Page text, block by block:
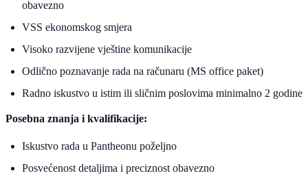
obavezno
VSS ekonomskog smjera
Visoko razvijene vještine komunikacije
Odlično poznavanje rada na računaru (MS office paket)
Radno iskustvo u istim ili sličnim poslovima minimalno 2 godine
Posebna znanja i kvalifikacije:
Iskustvo rada u Pantheonu poželjno
Posvećenost detaljima i preciznost obavezno